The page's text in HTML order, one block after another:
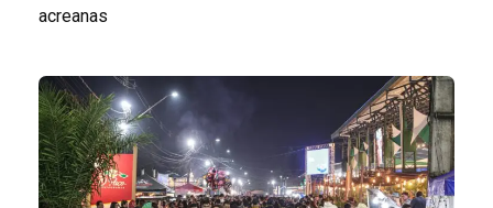
acreanas